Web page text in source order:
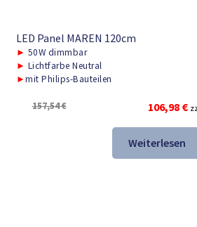
LED Panel MAREN 120cm
► 50W dimmbar
► Lichtfarbe Neutral
►mit Philips-Bauteilen
157,54€
Preis
war:
157,54 €
106,98 €
Weiterlesen